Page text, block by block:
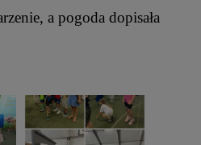
a pogoda dopisała